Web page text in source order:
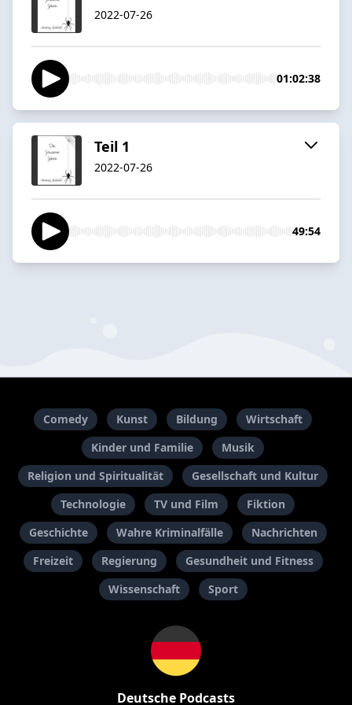
2022-07-26
01:02:38
Teil 1
2022-07-26
49:54
Comedy Kunst Bildung
Wirtschaft
Kinder und Familie
Musik
Religion und Spiritualität
Gesellschaft und Kultur
Technologie
TV und Film
Fiktion
Geschichte
Wahre Kriminalfälle
Nachrichten
Freizeit
Regierung
Gesundheit und Fitness
Wissenschaft
Sport
Deutsche Podcasts